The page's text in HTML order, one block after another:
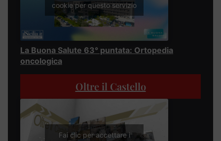
cookie per questo servizio
La Buona Salute 63° puntata: Ortopedia
oncologica
Oltre il Castello
Fai clic per accettare i